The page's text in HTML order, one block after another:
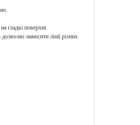
гладкі поверхні.
наносити лінії різних